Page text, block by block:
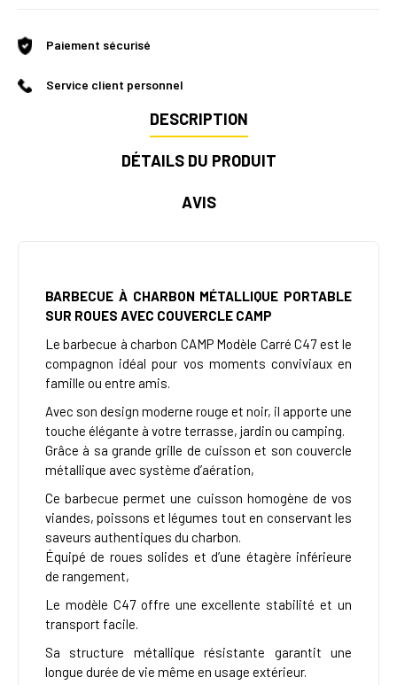
Paiement sécurisé
Service client personnel
DESCRIPTION
DÉTAILS DU PRODUIT
AVIS
BARBECUE À CHARBON MÉTALLIQUE PORTABLE
SUR ROUES AVEC COUVERCLE CAMP
Le barbecue à charbon CAMP Modèle Carré C47 est le
compagnon idéal pour vos moments conviviaux en
famille ou entre amis.
Avec son design moderne rouge et noir, il apporte une
touche élégante à votre terrasse, jardin ou camping.
Grâce à sa grande grille de cuisson et son couvercle
métallique avec système d’aération,
Ce barbecue permet une cuisson homogène de vos
viandes, poissons et légumes tout en conservant les
saveurs authentiques du charbon.
Équipé de roues solides et d’une étagère inférieure
de rangement,
Le modèle C47 offre une excellente stabilité et un
transport facile.
Sa structure métallique résistante garantit une
longue durée de vie même en usage extérieur.